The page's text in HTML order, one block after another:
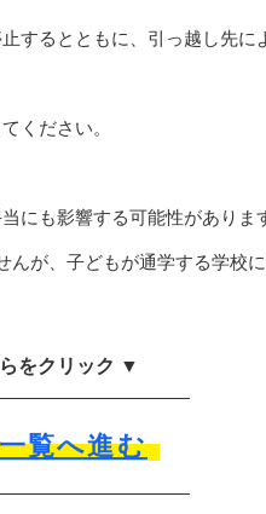
するとともに、引っ越し先に
ください。
にも影響する可能性がありま
が、子どもが通学する学校
をクリック ▼
覧へ進む